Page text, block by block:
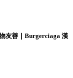
友善｜Burgerciaga 漢